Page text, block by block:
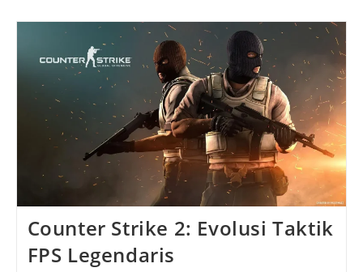
Counter Strike 2: Evolusi Taktik
FPS Legendaris